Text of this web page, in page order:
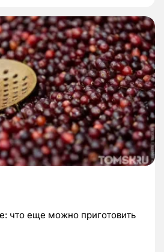
что еще можно приготовить